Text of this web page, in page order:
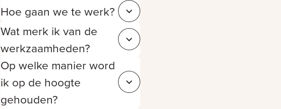
Hoe gaan we te werk? Sluit 4c55329d-1d23-4048-84fc-a7fe10094c08
Wat merk ik van de
werkzaamheden?
Sluit 22e6aca4-6178-40eb-8aa1-9cb46d3b11f0
Op welke manier word
ik op de hoogte
gehouden?
Sluit 7e69fb8f-1de8-4013-81e8-deffcaeed7dc